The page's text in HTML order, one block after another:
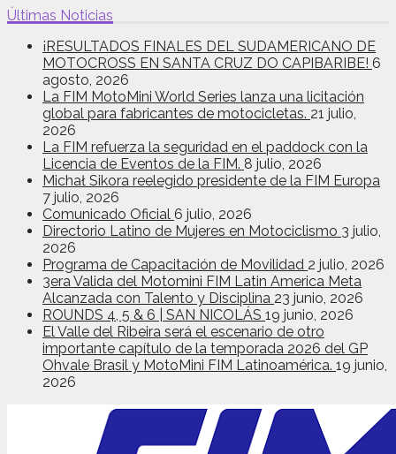
Últimas Noticias
¡RESULTADOS FINALES DEL SUDAMERICANO DE
MOTOCROSS EN SANTA CRUZ DO CAPIBARIBE! 6
agosto, 2026
La FIM MotoMini World Series lanza una licitación
global para fabricantes de motocicletas. 21 julio,
2026
La FIM refuerza la seguridad en el paddock con la
Licencia de Eventos de la FIM. 8 julio, 2026
Michał Sikora reelegido presidente de la FIM Europa
7 julio, 2026
Comunicado Oficial 6 julio, 2026
Directorio Latino de Mujeres en Motociclismo 3 julio,
2026
Programa de Capacitación de Movilidad 2 julio, 2026
3era Valida del Motomini FIM Latin America Meta
Alcanzada con Talento y Disciplina 23 junio, 2026
ROUNDS 4, 5 & 6 | SAN NICOLÁS 19 junio, 2026
El Valle del Ribeira será el escenario de otro
importante capítulo de la temporada 2026 del GP
Ohvale Brasil y MotoMini FIM Latinoamérica. 19 junio,
2026